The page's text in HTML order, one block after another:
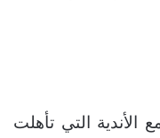
التي تأهلت